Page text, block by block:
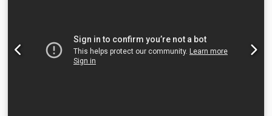
zaimportować plik do oprogramowania, dlatego obsługa tej
wycinarki jest łatwa i intuicyjna. Nasze wycinarki plazmowe
przeznaczone są przede wszystkim do obróbki takich